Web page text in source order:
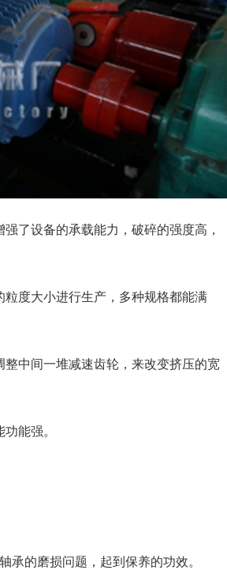
了设备的承载能力，破碎的强度高，
度大小进行生产，多种规格都能满
中间一堆减速齿轮，来改变挤压的宽
能强。
的磨损问题，起到保养的功效。